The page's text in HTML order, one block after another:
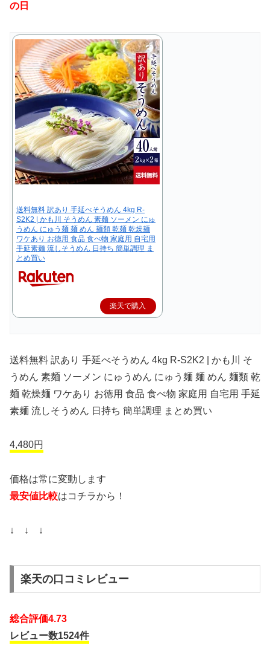
の日
送料無料 訳あり 手延べそうめん 4kg R-
S2K2 | かも川 そうめん 素麺 ソーメン にゅ
うめん にゅう麺 麺 めん 麺類 乾麺 乾燥麺
ワケあり お徳用 食品 食べ物 家庭用 自宅用
手延素麺 流しそうめん 日持ち 簡単調理 ま
とめ買い
楽天で購入
送料無料 訳あり 手延べそうめん 4kg R-S2K2 | かも川 そ
うめん 素麺 ソーメン にゅうめん にゅう麺 麺 めん 麺類 乾
麺 乾燥麺 ワケあり お徳用 食品 食べ物 家庭用 自宅用 手延
素麺 流しそうめん 日持ち 簡単調理 まとめ買い
4,480円
価格は常に変動します
最安値比較はコチラから！
↓ ↓ ↓
楽天の口コミレビュー
総合評価4.73
レビュー数1524件